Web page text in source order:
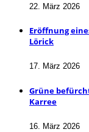
22. März 2026
Eröffnung
Lörick
17. März 2026
Grüne
Karree
16. März 2026